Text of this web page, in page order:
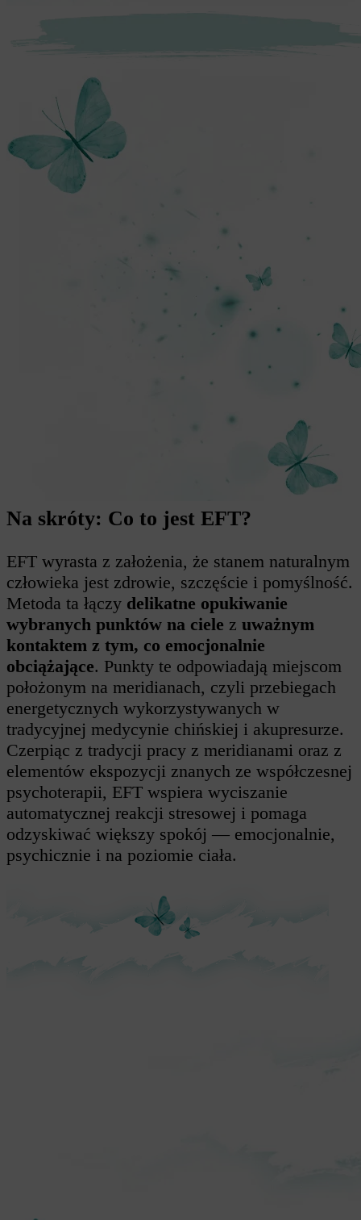
Na skróty: Co to jest EFT?
EFT wyrasta z założenia, że stanem naturalnym
człowieka jest zdrowie, szczęście i pomyślność.
Metoda ta łączy delikatne opukiwanie
wybranych punktów na ciele z uważnym
kontaktem z tym, co emocjonalnie
obciążające. Punkty te odpowiadają miejscom
położonym na meridianach, czyli przebiegach
energetycznych wykorzystywanych w
tradycyjnej medycynie chińskiej i akupresurze.
Czerpiąc z tradycji pracy z meridianami oraz z
elementów ekspozycji znanych ze współczesnej
psychoterapii, EFT wspiera wyciszanie
automatycznej reakcji stresowej i pomaga
odzyskiwać większy spokój — emocjonalnie,
psychicznie i na poziomie ciała.